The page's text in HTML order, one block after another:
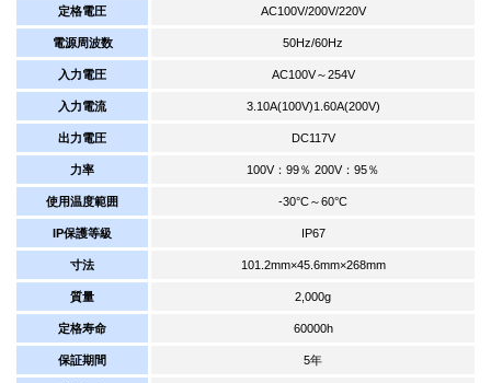
定格電圧 AC100V/200V/220V
電源周波数 50Hz/60Hz
入力電圧 AC100V～254V
入力電流 3.10A(100V)1.60A(200V)
出力電圧 DC117V
力率 100V：99％ 200V：95％
使用温度範囲 -30°C～60°C
IP保護等級 IP67
寸法 101.2mm×45.6mm×268mm
質量 2,000g
定格寿命 60000h
保証期間 5年